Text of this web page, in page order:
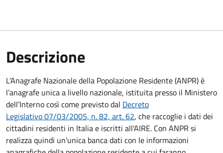
Descrizione
L’Anagrafe Nazionale della Popolazione Residente (ANPR) è
l’anagrafe unica a livello nazionale, istituita presso il Ministero
dell’Interno così come previsto dal Decreto
Legislativo 07/03/2005, n. 82, art. 62, che raccoglie i dati dei
cittadini residenti in Italia e iscritti all'AIRE. Con ANPR si
realizza quindi un'unica banca dati con le informazioni